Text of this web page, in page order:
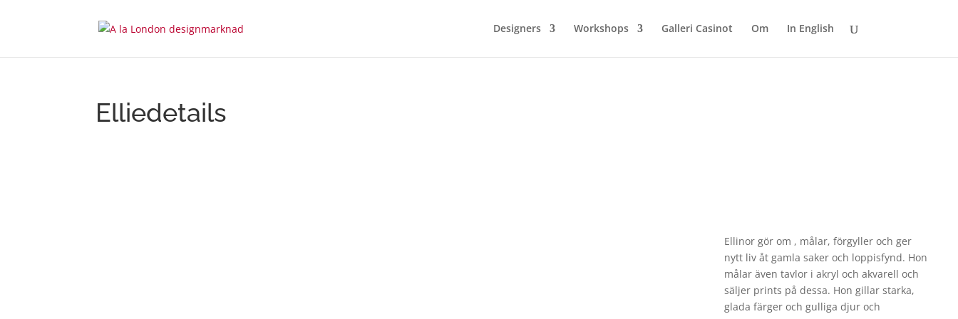
Designers Workshops Galleri Casinot Om In English
Elliedetails
Ellinor gör om , målar, förgyller och ger
nytt liv åt gamla saker och loppisfynd. Hon
målar även tavlor i akryl och akvarell och
säljer prints på dessa. Hon gillar starka,
glada färger och gulliga djur och